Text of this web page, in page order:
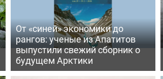
От «синей» экономики до
рангов: ученые из Апатитов
выпустили свежий сборник о
будущем Арктики